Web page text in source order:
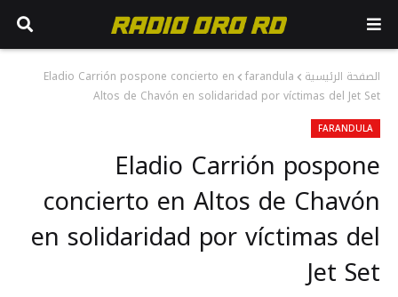
الصفحة الرئيسية farandula
Eladio Carrión pospone concierto en
Altos de Chavón en solidaridad por víctimas del Jet Set
FARANDULA
Eladio Carrión pospone
concierto en Altos de Chavón
en solidaridad por víctimas del
Jet Set